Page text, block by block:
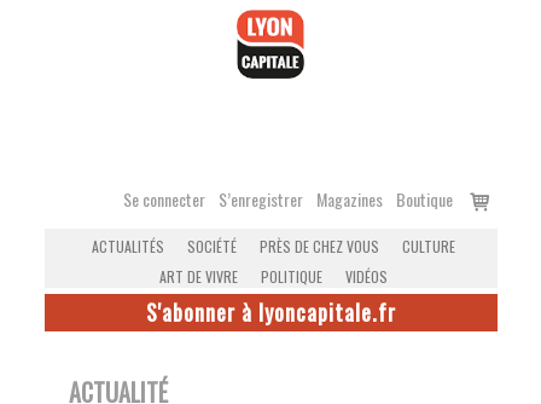
Se connecter S’enregistrer Magazines Boutique
Voir
ACTUALITÉS SOCIÉTÉ PRÈS DE CHEZ VOUS
CULTURE
ART DE VIVRE
POLITIQUE VIDÉOS
S'abonner à lyoncapitale.fr
ACTUALITÉ